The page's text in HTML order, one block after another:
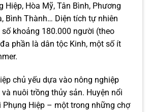
Hiệp, Hòa Mỹ, Tân Bình, Phương
Bình Thành… Diện tích tự nhiên
số khoảng 180.000 người (theo
phần là dân tộc Kinh, một số ít
chủ yếu dựa vào nông nghiệp
nuôi trồng thủy sản. Huyện nổi
Phụng Hiệp – một trong những chợ